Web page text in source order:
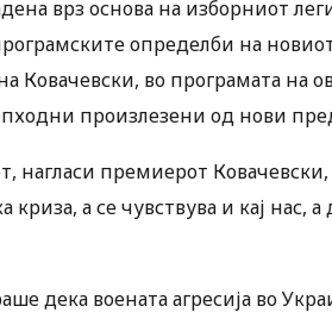
врз основа на изборниот
определби на
Ковачевски, во програмата на
произлезени од нови
нагласи премиерот
криза, а се чувствува и кај
дека воената агресија во